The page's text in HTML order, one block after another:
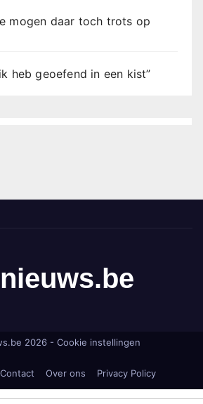
mogen daar toch trots op
heb geoefend in een kist”
2026 - Cookie instellingen
Contact Over ons Privacy Policy